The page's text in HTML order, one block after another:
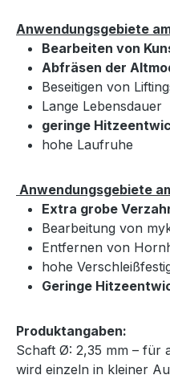
Anwendungsgebiete
Bearbeiten von
Abfräsen der
Beseitigen von
Lange Lebensdauer
geringe
hohe Laufruhe
Anwendungsgebiete
Extra grobe
Bearbeitung von
Entfernen von
hohe
Geringe
Produktangaben:
Schaft Ø: 2,35 mm – für
wird einzeln in kleiner